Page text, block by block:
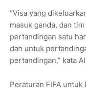
“Visa yang
masuk ganda, dan
pertandingan satu
dan untuk
pertandingan,” kata
Peraturan FIFA untuk